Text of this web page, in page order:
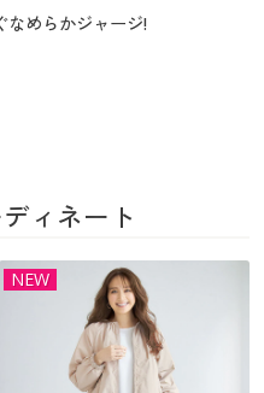
なめらかジャージ!
ィネート
NEW